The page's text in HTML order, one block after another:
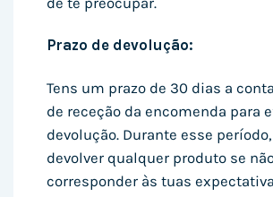
Prazo de devolução:
Tens um prazo de 30 dias a
de receção da encomenda para
devolução. Durante esse
devolver qualquer produto se
corresponder às tuas